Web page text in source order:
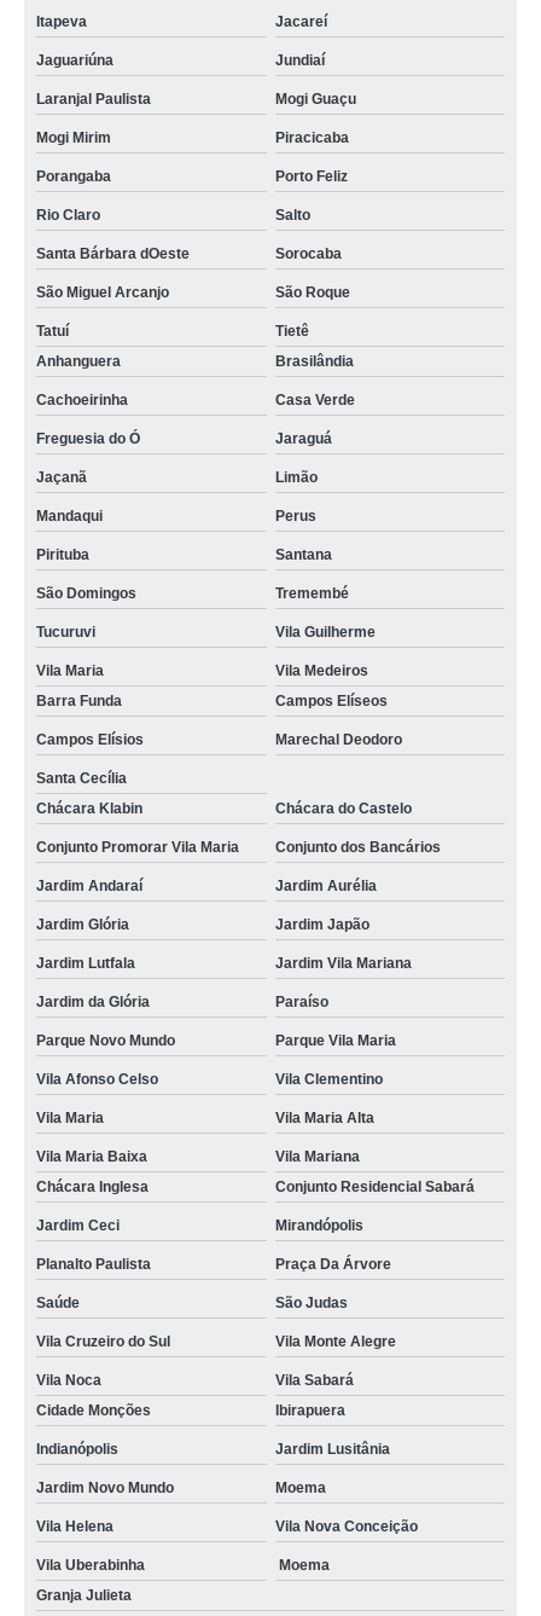
Itapeva Jacareí
Jaguariúna Jundiaí
Laranjal Paulista Mogi Guaçu
Mogi Mirim Piracicaba
Porangaba Porto Feliz
Rio Claro Salto
Santa Bárbara dOeste Sorocaba
São Miguel Arcanjo São Roque
Tatuí
Tietê
Anhanguera
Brasilândia
Cachoeirinha Casa Verde
Freguesia do Ó Jaraguá
Jaçanã Limão
Mandaqui Perus
Pirituba Santana
São Domingos Tremembé
Tucuruvi Vila Guilherme
Vila Maria
Vila Medeiros
Barra Funda
Campos Elíseos
Campos Elísios Marechal Deodoro
Santa Cecília
Chácara Klabin
Chácara do Castelo
Conjunto Promorar Vila Maria Conjunto dos Bancários
Jardim Andaraí Jardim Aurélia
Jardim Glória Jardim Japão
Jardim Lutfala Jardim Vila Mariana
Jardim da Glória Paraíso
Parque Novo Mundo Parque Vila Maria
Vila Afonso Celso Vila Clementino
Vila Maria Vila Maria Alta
Vila Maria Baixa
Vila Mariana
Chácara Inglesa
Conjunto Residencial Sabará
Jardim Ceci Mirandópolis
Planalto Paulista Praça Da Árvore
Saúde São Judas
Vila Cruzeiro do Sul Vila Monte Alegre
Vila Noca
Vila Sabará
Cidade Monções
Ibirapuera
Indianópolis Jardim Lusitânia
Jardim Novo Mundo Moema
Vila Helena Vila Nova Conceição
Vila Uberabinha
Moema
Granja Julieta